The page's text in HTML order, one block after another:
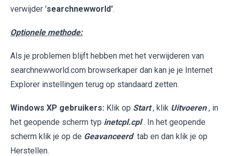
verwijder 'searchnewworld'.
Optionele methode:
Als je problemen blijft hebben met het verwijderen van
searchnewworld.com browserkaper dan kan je je Internet
Explorer instellingen terug op standaard zetten.
Windows XP gebruikers: Klik op Start , klik Uitvoeren , in
het geopende scherm typ inetcpl.cpl . In het geopende
scherm klik je op de Geavanceerd tab en dan klik je op
Herstellen.